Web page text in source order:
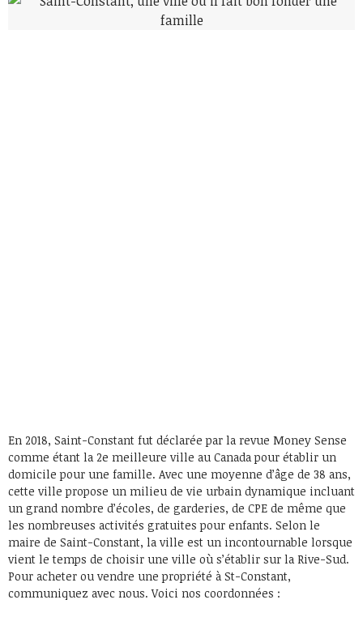
En 2018, Saint-Constant fut déclarée par la revue Money Sense
comme étant la 2e meilleure ville au Canada pour établir un
domicile pour une famille. Avec une moyenne d’âge de 38 ans,
cette ville propose un milieu de vie urbain dynamique incluant
un grand nombre d’écoles, de garderies, de CPE de même que
les nombreuses activités gratuites pour enfants. Selon le
maire de Saint-Constant, la ville est un incontournable lorsque
vient le temps de choisir une ville où s’établir sur la Rive-Sud.
Pour acheter ou vendre une propriété à St-Constant,
communiquez avec nous. Voici nos coordonnées :